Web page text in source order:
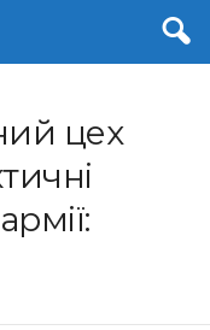
цех